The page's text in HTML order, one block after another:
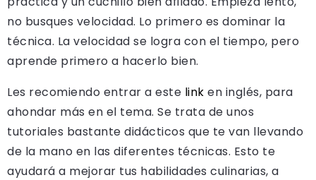
no busques velocidad. Lo primero es dominar la
técnica. La velocidad se logra con el tiempo, pero
aprende primero a hacerlo bien.
Les recomiendo entrar a este link en inglés, para
ahondar más en el tema. Se trata de unos
tutoriales bastante didácticos que te van llevando
de la mano en las diferentes técnicas. Esto te
ayudará a mejorar tus habilidades culinarias, a